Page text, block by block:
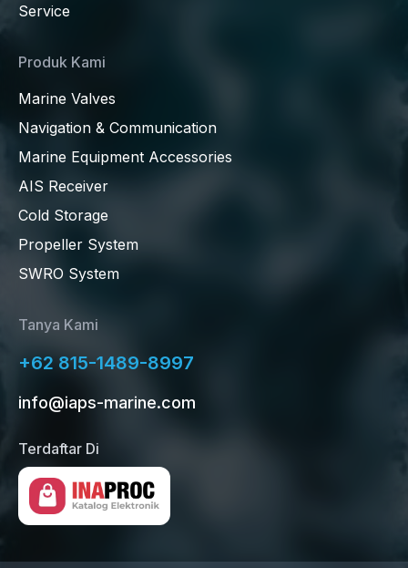
Service
Produk Kami
Marine Valves
Navigation & Communication
Marine Equipment Accessories
AIS Receiver
Cold Storage
Propeller System
SWRO System
Tanya Kami
+62 815-1489-8997
info@iaps-marine.com
Terdaftar Di